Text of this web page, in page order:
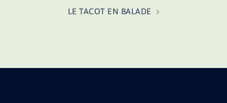
LE TACOT EN BALADE